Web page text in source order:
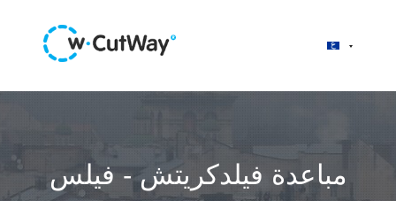
مباعدة فيلدكريتش - فيلس